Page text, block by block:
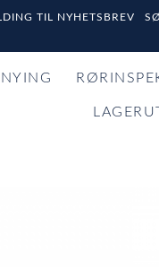
TIL NYHETSBREV